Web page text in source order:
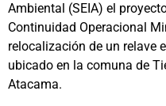
Ambiental (SEIA) el
Continuidad Operacional
relocalización de un relave
ubicado en la comuna de
Atacama.